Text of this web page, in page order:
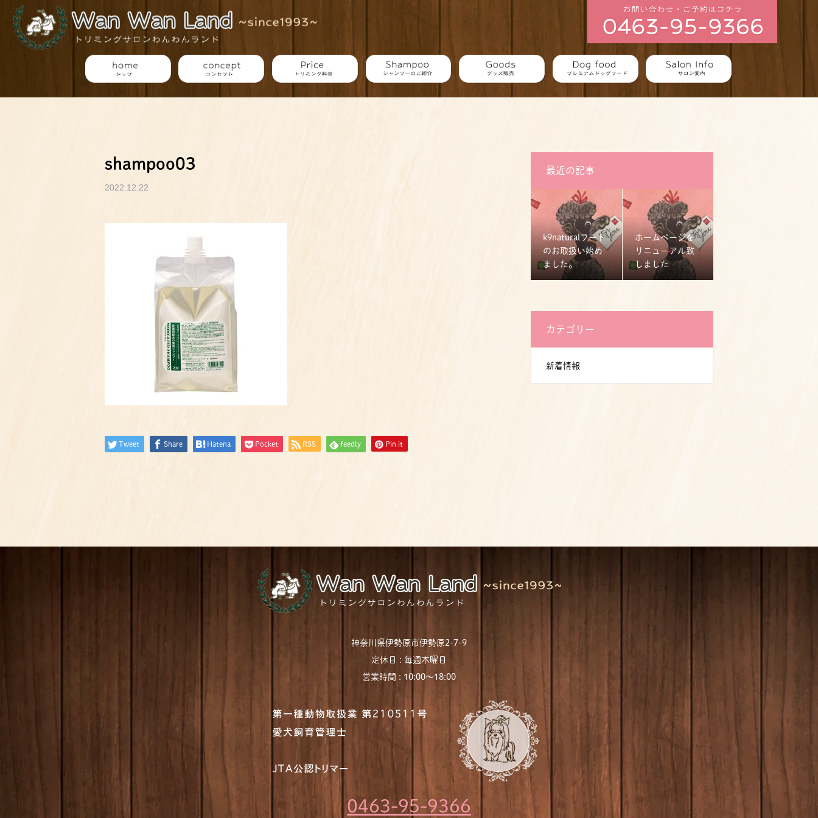
shampoo03
2022.12.22
Tweet Share Hatena Pocket RSS feedly Pin it
最近の記事
k9naturalフード
のお取扱い始め
ました。
ホームページを
リニューアル致
しました
カテゴリー
新着情報
神奈川県伊勢原市伊勢原2-7-9
定休日 : 毎週木曜日
営業時間 : 10:00〜18:00
0463-95-9366